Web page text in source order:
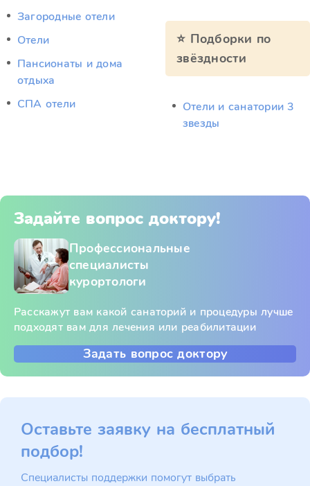
Загородные отели
Отели
Пансионаты и дома
отдыха
СПА отели
⭐ Подборки по
звёздности
Отели и санатории 3
звезды
Задайте вопрос доктору!
Профессиональные
специалисты
курортологи
Расскажут вам какой санаторий и процедуры лучше
подходят вам для лечения или реабилитации
Задать вопрос доктору
Оставьте заявку на бесплатный
подбор!
Специалисты поддержки помогут выбрать